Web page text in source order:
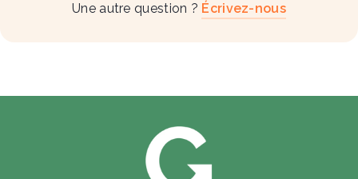
Une autre question ? Écrivez-nous